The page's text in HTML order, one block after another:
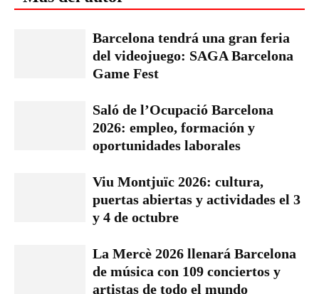
Barcelona tendrá una gran feria
del videojuego: SAGA Barcelona
Game Fest
Saló de l’Ocupació Barcelona
2026: empleo, formación y
oportunidades laborales
Viu Montjuïc 2026: cultura,
puertas abiertas y actividades el 3
y 4 de octubre
La Mercè 2026 llenará Barcelona
de música con 109 conciertos y
artistas de todo el mundo